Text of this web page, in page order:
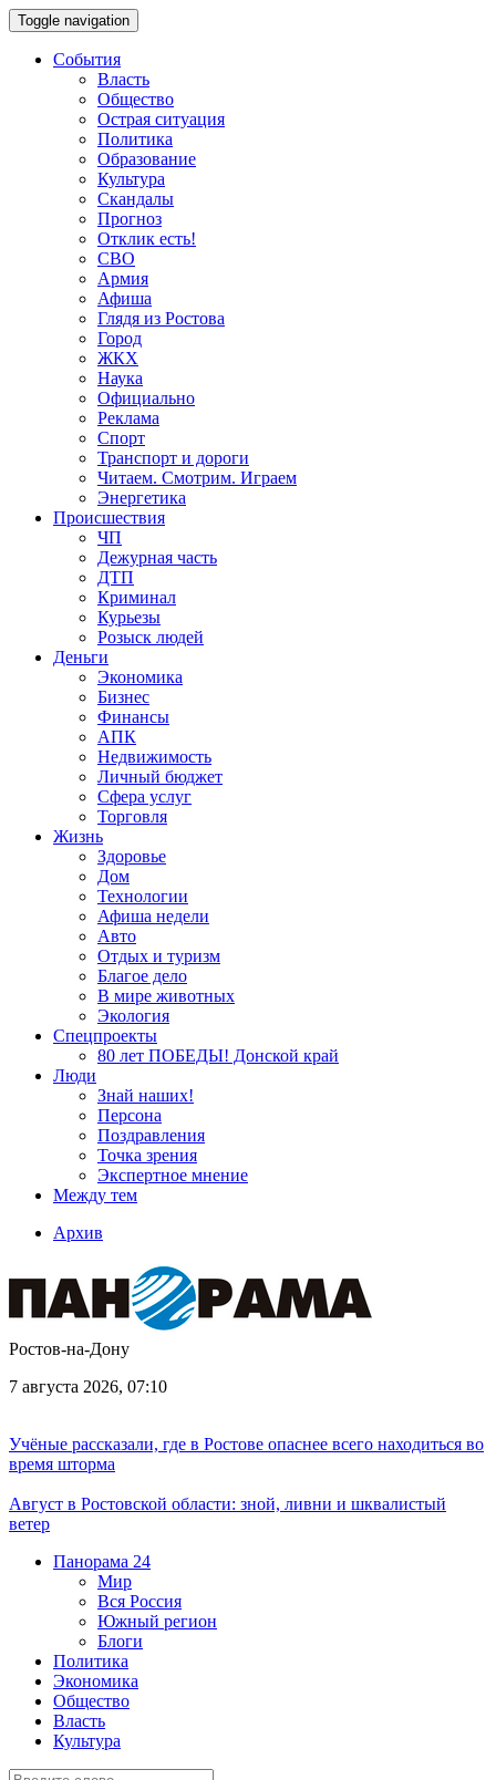
Toggle navigation
События
Власть
Общество
Острая ситуация
Политика
Образование
Культура
Скандалы
Прогноз
Отклик есть!
СВО
Армия
Афиша
Глядя из Ростова
Город
ЖКХ
Наука
Официально
Реклама
Спорт
Транспорт и дороги
Читаем. Смотрим. Играем
Энергетика
Происшествия
ЧП
Дежурная часть
ДТП
Криминал
Курьезы
Розыск людей
Деньги
Экономика
Бизнес
Финансы
АПК
Недвижимость
Личный бюджет
Сфера услуг
Торговля
Жизнь
Здоровье
Дом
Технологии
Афиша недели
Авто
Отдых и туризм
Благое дело
В мире животных
Экология
Спецпроекты
80 лет ПОБЕДЫ! Донской край
Люди
Знай наших!
Персона
Поздравления
Точка зрения
Экспертное мнение
Между тем
Архив
Ростов-на-Дону
7 августа 2026, 07:10
Учёные рассказали, где в Ростове опаснее всего находиться во
время шторма
Август в Ростовской области: зной, ливни и шквалистый
ветер
Панорама 24
Мир
Вся Россия
Южный регион
Блоги
Политика
Экономика
Общество
Власть
Культура